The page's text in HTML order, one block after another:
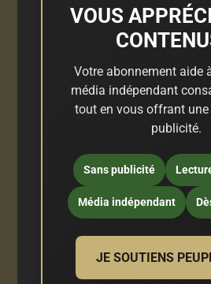
VOUS
Votre abonnement aide
média indépendant
tout en vous offrant une
publicité.
Sans publicité
Média indépendant
JE SOUTIENS